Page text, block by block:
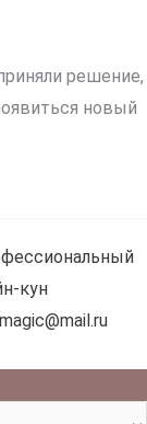
решение,
новый
кун